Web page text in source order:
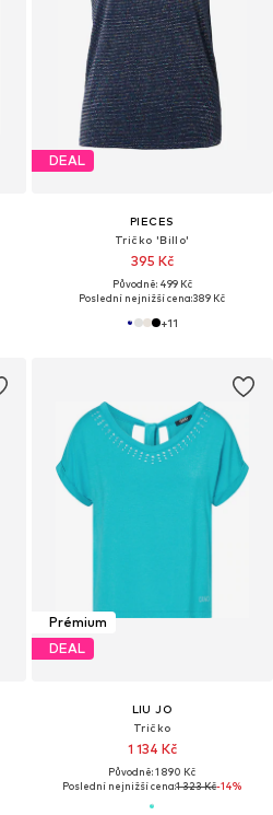
DEAL
PIECES
Tričko 'Billo'
395 Kč
Původně: 499 Kč
Poslední nejnižší cena:389 Kč
+11
Prémium
DEAL
LIU JO
Tričko
1 134 Kč
Původně: 1 890 Kč
Poslední nejnižší cena:1 323 Kč-14%